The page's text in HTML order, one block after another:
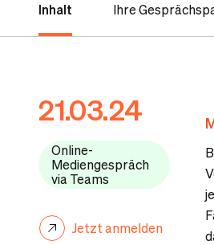
Inhalt Ihre
21.03.24
Online-
Mediengespräch
via Teams
Jetzt anmelden